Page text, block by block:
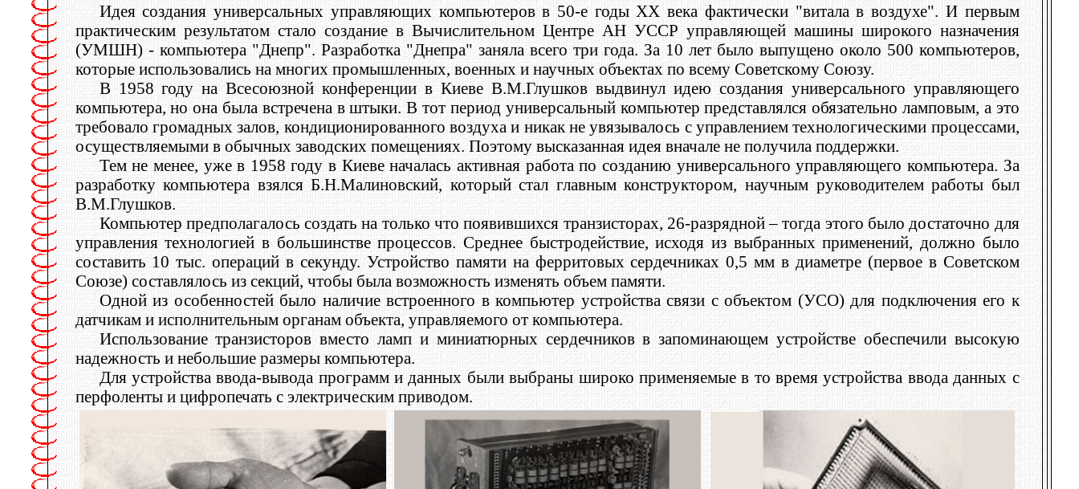
Идея создания универсальных управляющих компьютеров в 50-е годы ХХ века фактически "витала в воздухе". И первым
практическим результатом стало создание в Вычислительном Центре АН УССР управляющей машины широкого назначения
(УМШН) - компьютера "Днепр". Разработка "Днепра" заняла всего три года. За 10 лет было выпущено около 500 компьютеров,
которые использовались на многих промышленных, военных и научных объектах по всему Советскому Союзу.
В 1958 году на Всесоюзной конференции в Киеве В.М.Глушков выдвинул идею создания универсального управляющего
компьютера, но она была встречена в штыки. В тот период универсальный компьютер представлялся обязательно ламповым, а это
требовало громадных залов, кондиционированного воздуха и никак не увязывалось с управлением технологическими процессами,
осуществляемыми в обычных заводских помещениях. Поэтому высказанная идея вначале не получила поддержки.
Тем не менее, уже в 1958 году в Киеве началась активная работа по созданию универсального управляющего компьютера. За
разработку компьютера взялся Б.Н.Малиновский, который стал главным конструктором, научным руководителем работы был
В.М.Глушков.
Компьютер предполагалось создать на только что появившихся транзисторах, 26-разрядной – тогда этого было достаточно для
управления технологией в большинстве процессов. Среднее быстродействие, исходя из выбранных применений, должно было
составить 10 тыс. операций в секунду. Устройство памяти на ферритовых сердечниках 0,5 мм в диаметре (первое в Советском
Союзе) составлялось из секций, чтобы была возможность изменять объем памяти.
Одной из особенностей было наличие встроенного в компьютер устройства связи с объектом (УСО) для подключения его к
датчикам и исполнительным органам объекта, управляемого от компьютера.
Использование транзисторов вместо ламп и миниатюрных сердечников в запоминающем устройстве обеспечили высокую
надежность и небольшие размеры компьютера.
Для устройства ввода-вывода программ и данных были выбраны широко применяемые в то время устройства ввода данных с
перфоленты и цифропечать с электрическим приводом.